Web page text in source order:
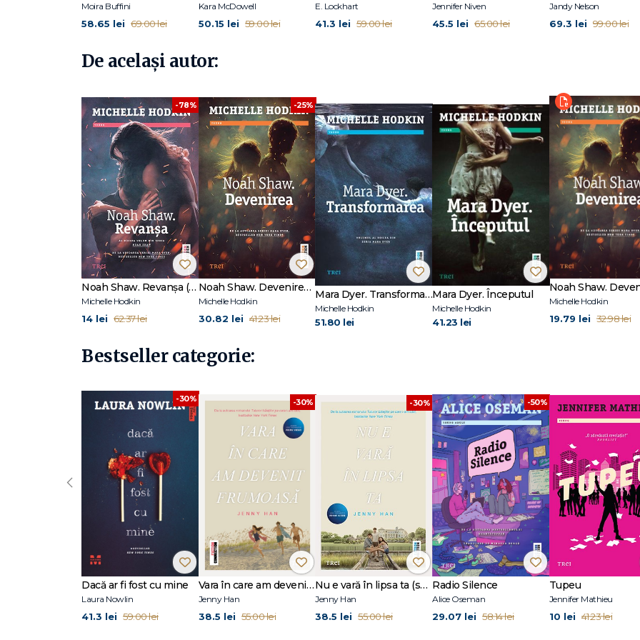
Moira Buffini
58.65 lei 69.00 lei
Kara McDowell
50.15 lei 59.00 lei
E. Lockhart
41.3 lei 59.00 lei
Jennifer Niven
45.5 lei 65.00 lei
Jandy Nelson
69.3 lei 99.00 lei
De același autor:
-78%
Noah Shaw. Revanșa (seria Noah Shaw, vol. 2)
Michelle Hodkin
14 lei 62.37 lei
-25%
Noah Shaw. Devenirea (seria Noah Shaw, vol. 1)
Michelle Hodkin
30.82 lei 41.23 lei
Mara Dyer. Transformarea
Michelle Hodkin
51.80 lei
Mara Dyer. Începutul
Michelle Hodkin
41.23 lei
Michelle Hodkin
19.79 lei 32.98 lei
Bestseller categorie:
-30%
Dacă ar fi fost cu mine
Laura Nowlin
41.3 lei 59.00 lei
-30%
Vara în care am devenit frumoasă (seria Vara, vol. 1, ediție tie-in)
Jenny Han
38.5 lei 55.00 lei
-30%
Nu e vară în lipsa ta (seria Vara, vol. 2, ediție tie-in)
Jenny Han
38.5 lei 55.00 lei
-50%
Radio Silence
Alice Oseman
29.07 lei 58.14 lei
Tupeu
Jennifer Mathieu
10 lei 41.23 lei
‹